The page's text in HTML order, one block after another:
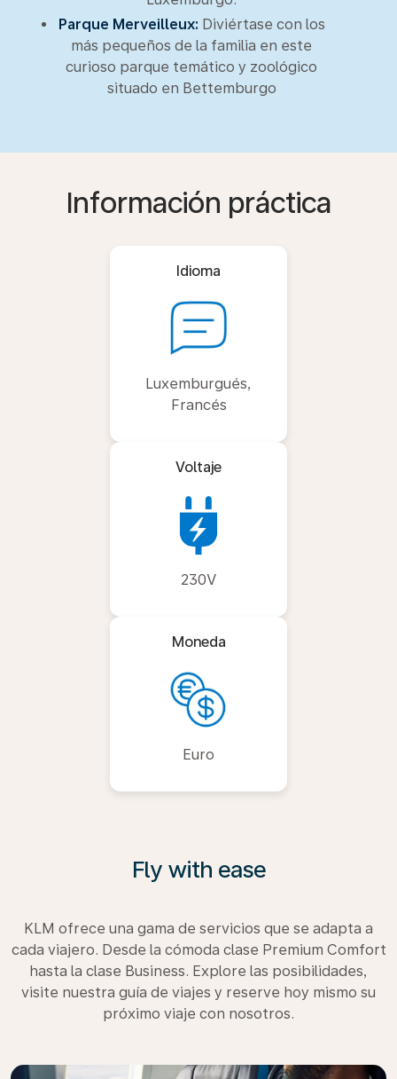
Parque Merveilleux: Diviértase con los
más pequeños de la familia en este
curioso parque temático y zoológico
situado en Bettemburgo
Información práctica
Idioma
Luxemburgués,
Francés
Voltaje
230V
Moneda
Euro
Fly with ease
KLM ofrece una gama de servicios que se adapta a
cada viajero. Desde la cómoda clase Premium Comfort
hasta la clase Business. Explore las posibilidades,
visite nuestra guía de viajes y reserve hoy mismo su
próximo viaje con nosotros.